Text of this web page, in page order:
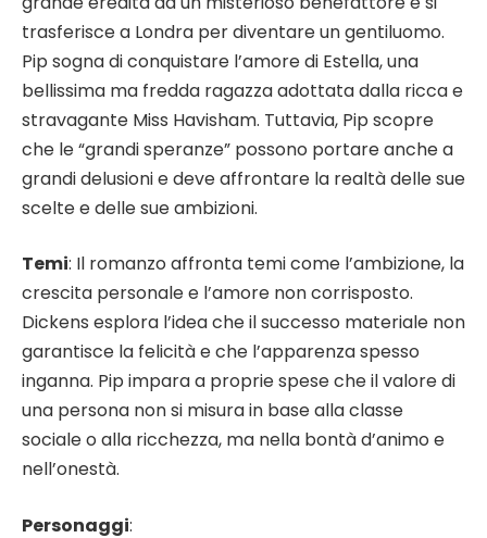
trasferisce a Londra per diventare un gentiluomo.
Pip sogna di conquistare l’amore di Estella, una
bellissima ma fredda ragazza adottata dalla ricca e
stravagante Miss Havisham. Tuttavia, Pip scopre
che le “grandi speranze” possono portare anche a
grandi delusioni e deve affrontare la realtà delle sue
scelte e delle sue ambizioni.
Temi: Il romanzo affronta temi come l’ambizione, la
crescita personale e l’amore non corrisposto.
Dickens esplora l’idea che il successo materiale non
garantisce la felicità e che l’apparenza spesso
inganna. Pip impara a proprie spese che il valore di
una persona non si misura in base alla classe
sociale o alla ricchezza, ma nella bontà d’animo e
nell’onestà.
Personaggi: